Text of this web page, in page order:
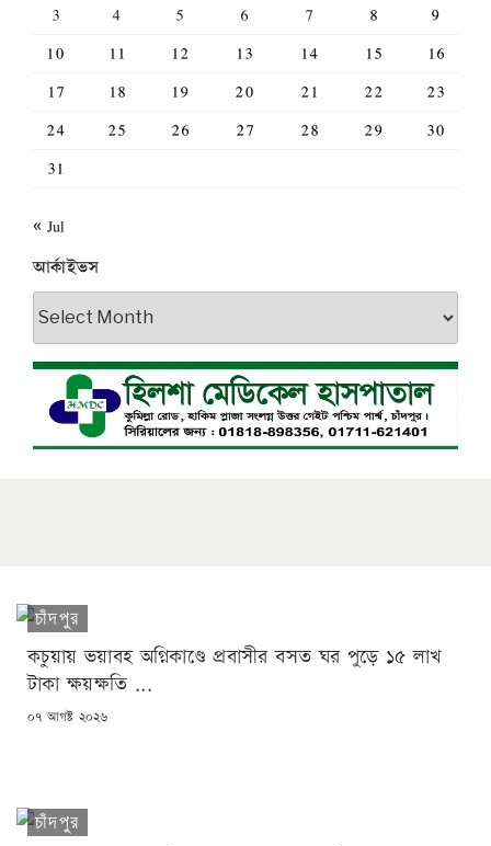
3
4 5 6 7 8
9
10
11 12 13 14 15
16
17
18 19 20 21 22
23
24
25 26 27 28 29
30
31
« Jul
আর্কাইভস
আর্কাইভস
চাঁদপুর
কচুয়ায় ভয়াবহ অগ্নিকাণ্ডে প্রবাসীর বসত ঘর পুড়ে ১৫ লাখ
টাকা ক্ষয়ক্ষতি ...
POSTED
০৭ আগষ্ট ২০২৬
চাঁদপুর